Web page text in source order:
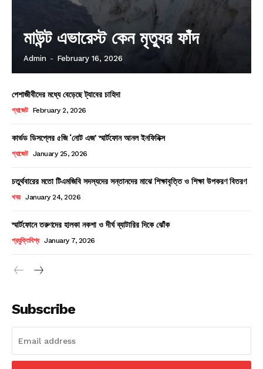
Company
About
মাউন্ট এভারেস্ট কেন মৃত্যুর ফাঁদ
Admin - February 16, 2026
পেশাজীবীদের মধ্যে বেড়েছে ট্যাবের চাহিদা
গ্যাজেট February 2, 2026
কার্ভড ডিসপ্লের ৫জি ‘নোট এজ’ স্মার্টফোন আনল ইনফিনিক্স
গ্যাজেট January 25, 2026
চতুর্থবারের মতো টিএমজিবি সদস্যদের সন্তানদের মাঝে শিক্ষাবৃত্তি ও শিক্ষা উপকরণ বিতরণ
খবর January 24, 2026
স্মার্টফোনে তরুণদের হালকা নকশা ও দীর্ঘ ব্যাটারির দিকে ঝোঁক
প্রযুক্তিবিশ্ব January 7, 2026
Subscribe